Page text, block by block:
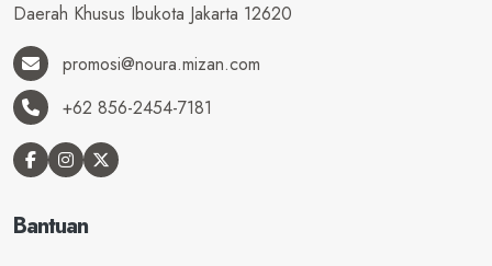
Daerah Khusus Ibukota Jakarta 12620
promosi@noura.mizan.com
+62 856-2454-7181
Bantuan